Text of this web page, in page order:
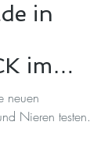
in
im
neuen
Nieren testen.